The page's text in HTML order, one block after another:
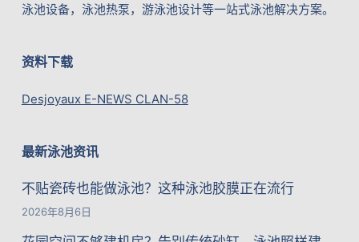
泳池设备，泳池热泵，游泳池设计等一站式泳池解决方案。
资料下载
Desjoyaux E-NEWS CLAN-58
最新泳池资讯
不贴瓷砖也能做泳池？这种泳池胶膜正在流行
2026年8月6日